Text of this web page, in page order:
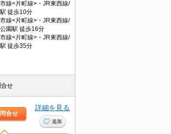
線<片町線>・JR東西線/
徒歩10分
線<片町線>・JR東西線/
園駅 徒歩16分
線<片町線>・JR東西線/
徒歩35分
合せ
合せ
詳細を見る
追加